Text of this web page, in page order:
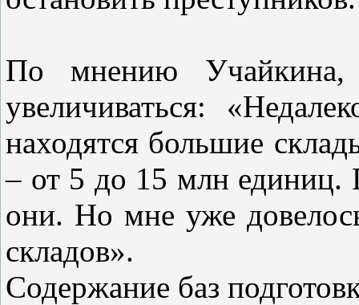
По мнению Учайкина,
увеличиваться:
находятся большие
– от 5 до 15 млн единиц.
они. Но мне уже
складов».
Содержание баз